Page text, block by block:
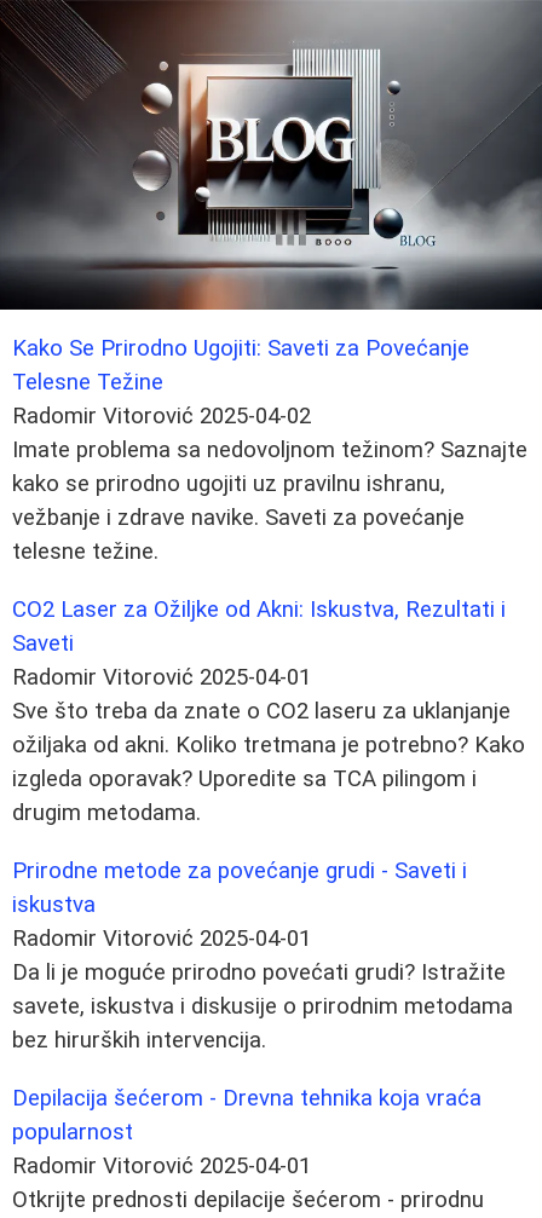
Kako Se Prirodno Ugojiti: Saveti za Povećanje
Telesne Težine
Radomir Vitorović 2025-04-02
Imate problema sa nedovoljnom težinom? Saznajte
kako se prirodno ugojiti uz pravilnu ishranu,
vežbanje i zdrave navike. Saveti za povećanje
telesne težine.
CO2 Laser za Ožiljke od Akni: Iskustva, Rezultati i
Saveti
Radomir Vitorović 2025-04-01
Sve što treba da znate o CO2 laseru za uklanjanje
ožiljaka od akni. Koliko tretmana je potrebno? Kako
izgleda oporavak? Uporedite sa TCA pilingom i
drugim metodama.
Prirodne metode za povećanje grudi - Saveti i
iskustva
Radomir Vitorović 2025-04-01
Da li je moguće prirodno povećati grudi? Istražite
savete, iskustva i diskusije o prirodnim metodama
bez hirurških intervencija.
Depilacija šećerom - Drevna tehnika koja vraća
popularnost
Radomir Vitorović 2025-04-01
Otkrijte prednosti depilacije šećerom - prirodnu